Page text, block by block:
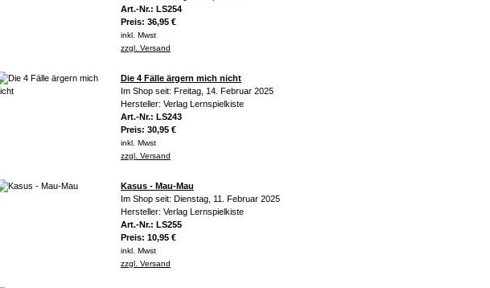
Art.-Nr.: LS254
Preis: 36,95 €
inkl. Mwst
zzgl. Versand
Die 4 Fälle ärgern mich nicht
Im Shop seit: Freitag, 14. Februar 2025
Hersteller: Verlag Lernspielkiste
Art.-Nr.: LS243
Preis: 30,95 €
inkl. Mwst
zzgl. Versand
Kasus - Mau-Mau
Im Shop seit: Dienstag, 11. Februar 2025
Hersteller: Verlag Lernspielkiste
Art.-Nr.: LS255
Preis: 10,95 €
inkl. Mwst
zzgl. Versand